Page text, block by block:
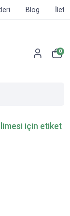
Blog
0
için etiket